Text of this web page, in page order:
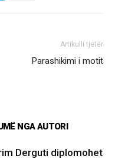
Artikulli tjetër
Parashikimi i motit
NGA AUTORI
Derguti diplomohet